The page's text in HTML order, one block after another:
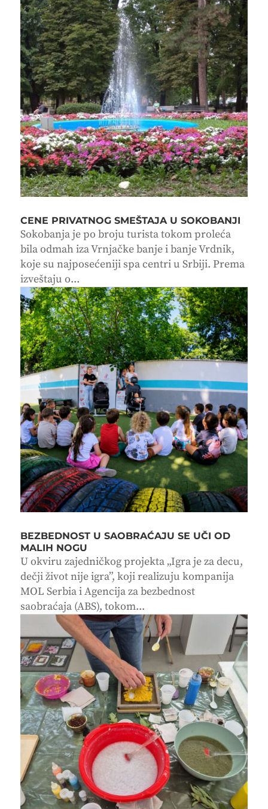
CENE PRIVATNOG SMEŠTAJA U SOKOBANJI
Sokobanja je po broju turista tokom proleća
bila odmah iza Vrnjačke banje i banje Vrdnik,
koje su najposećeniji spa centri u Srbiji. Prema
izveštaju o...
BEZBEDNOST U SAOBRAĆAJU SE UČI OD
MALIH NOGU
U okviru zajedničkog projekta „Igra je za decu,
dečji život nije igra”, koji realizuju kompanija
MOL Serbia i Agencija za bezbednost
saobraćaja (ABS), tokom...